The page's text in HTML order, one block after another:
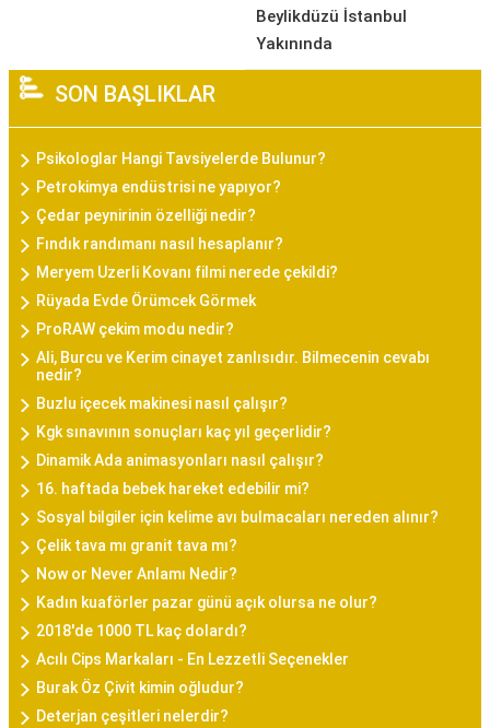
Beylikdüzü İstanbul
Yakınında
SON BAŞLIKLAR
Psikologlar Hangi Tavsiyelerde Bulunur?
Petrokimya endüstrisi ne yapıyor?
Çedar peynirinin özelliği nedir?
Fındık randımanı nasıl hesaplanır?
Meryem Uzerli Kovanı filmi nerede çekildi?
Rüyada Evde Örümcek Görmek
ProRAW çekim modu nedir?
Ali, Burcu ve Kerim cinayet zanlısıdır. Bilmecenin cevabı
nedir?
Buzlu içecek makinesi nasıl çalışır?
Kgk sınavının sonuçları kaç yıl geçerlidir?
Dinamik Ada animasyonları nasıl çalışır?
16. haftada bebek hareket edebilir mi?
Sosyal bilgiler için kelime avı bulmacaları nereden alınır?
Çelik tava mı granit tava mı?
Now or Never Anlamı Nedir?
Kadın kuaförler pazar günü açık olursa ne olur?
2018'de 1000 TL kaç dolardı?
Acılı Cips Markaları - En Lezzetli Seçenekler
Burak Öz Çivit kimin oğludur?
Deterjan çeşitleri nelerdir?